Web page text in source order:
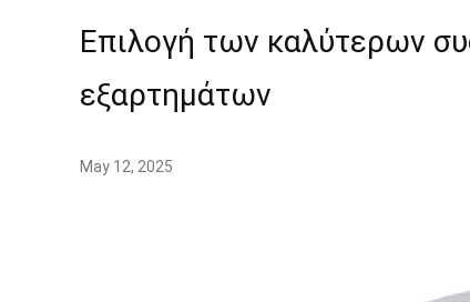
Επιλογή των καλύτερων
εξαρτημάτων
May 12, 2025